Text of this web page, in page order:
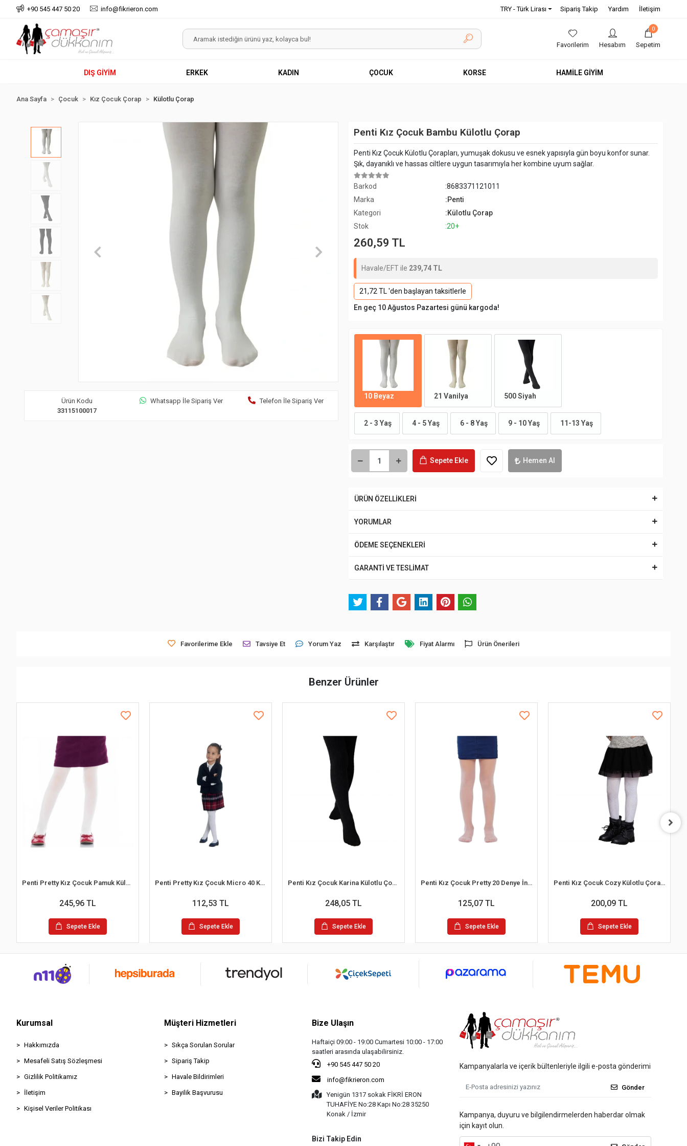
+90 545 447 50 20 info@fikrieron.com TRY - Türk Lirası Sipariş Takip Yardım İletişim
Favorilerim Hesabım
0
Sepetim
DIŞ GİYİM ERKEK KADIN ÇOCUK KORSE HAMİLE GİYİM
Ana Sayfa Çocuk Kız Çocuk Çorap Külotlu Çorap
Ürün Kodu
33115100017
Whatsapp İle Sipariş Ver Telefon İle Sipariş Ver
Penti Kız Çocuk Bambu Külotlu Çorap
Penti Kız Çocuk Külotlu Çorapları, yumuşak dokusu ve esnek yapısıyla gün boyu konfor sunar.
Şık, dayanıklı ve hassas ciltlere uygun tasarımıyla her kombine uyum sağlar.
Barkod
:8683371121011
Marka
:Penti
Kategori
:Külotlu Çorap
Stok
:20+
260,59 TL
Havale/EFT ile 239,74 TL
21,72 TL 'den başlayan taksitlerle
En geç 10 Ağustos Pazartesi günü kargoda!
10 Beyaz 21 Vanilya 500 Siyah
2 - 3 Yaş 4 - 5 Yaş 6 - 8 Yaş 9 - 10 Yaş 11-13 Yaş
Sepete Ekle Hemen Al
ÜRÜN ÖZELLİKLERİ
YORUMLAR
ÖDEME SEÇENEKLERİ
GARANTİ VE TESLİMAT
Favorilerime Ekle Tavsiye Et Yorum Yaz Karşılaştır Fiyat Alarmı Ürün Önerileri
Benzer Ürünler
Penti Pretty Kız Çocuk Pamuk Külotlu Çorap
245,96 TL
Sepete Ekle
Penti Pretty Kız Çocuk Micro 40 Külotlu Çorap
112,53 TL
Sepete Ekle
Penti Kız Çocuk Karina Külotlu Çorap
248,05 TL
Sepete Ekle
Penti Kız Çocuk Pretty 20 Denye İnce Külotlu Çorap
125,07 TL
Sepete Ekle
Penti Kız Çocuk Cozy Külotlu Çorap 180 Denye
200,09 TL
Sepete Ekle
Kurumsal
Hakkımızda
Mesafeli Satış Sözleşmesi
Gizlilik Politikamız
İletişim
Kişisel Veriler Politikası
Müşteri Hizmetleri
Sıkça Sorulan Sorular
Sipariş Takip
Havale Bildirimleri
Bayilik Başvurusu
Bize Ulaşın
Haftaiçi 09:00 - 19:00 Cumartesi 10:00 - 17:00
saatleri arasında ulaşabilirsiniz.
+90 545 447 50 20
info@fikrieron.com
Yenigün 1317 sokak FİKRİ ERON
TUHAFİYE No:28 Kapı No:28 35250
Konak / İzmir
Bizi Takip Edin
Kampanyalarla ve içerik bültenleriyle ilgili e-posta gönderimi
Gönder
Kampanya, duyuru ve bilgilendirmelerden haberdar olmak
için kayıt olun.